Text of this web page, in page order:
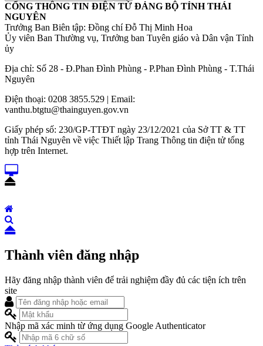
CỔNG THÔNG TIN ĐIỆN TỬ ĐẢNG BỘ TỈNH THÁI
NGUYÊN
Trưởng Ban Biên tập: Đồng chí Đỗ Thị Minh Hoa
Ủy viên Ban Thường vụ, Trưởng ban Tuyên giáo và Dân vận Tỉnh
ủy
Địa chỉ: Số 28 - Đ.Phan Đình Phùng - P.Phan Đình Phùng - T.Thái
Nguyên
Điện thoại: 0208 3855.529 | Email:
vanthu.btgtu@thainguyen.gov.vn
Giấy phép số: 230/GP-TTĐT ngày 23/12/2021 của Sở TT & TT
tỉnh Thái Nguyên về việc Thiết lập Trang Thông tin điện tử tổng
hợp trên Internet.
Thành viên đăng nhập
Hãy đăng nhập thành viên để trải nghiệm đầy đủ các tiện ích trên
site
Nhập mã xác minh từ ứng dụng Google Authenticator